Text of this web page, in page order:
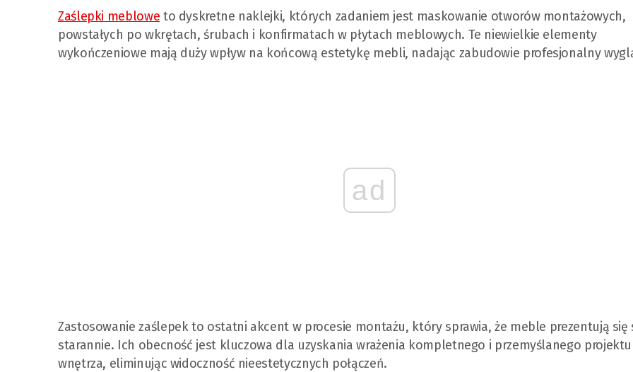
Zaślepki meblowe to dyskretne naklejki, których zadaniem jest maskowanie otworów montażowych,
powstałych po wkrętach, śrubach i konfirmatach w płytach meblowych. Te niewielkie elementy
wykończeniowe mają duży wpływ na końcową estetykę mebli, nadając zabudowie profesjonalny
ad
Zastosowanie zaślepek to ostatni akcent w procesie montażu, który sprawia, że meble prezentują się
starannie. Ich obecność jest kluczowa dla uzyskania wrażenia kompletnego i przemyślanego projektu
wnętrza, eliminując widoczność nieestetycznych połączeń.